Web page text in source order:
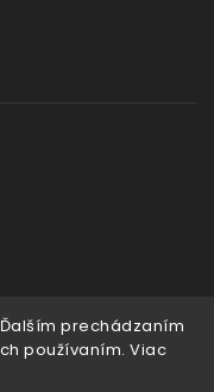
prechádzaním
používaním. Viac